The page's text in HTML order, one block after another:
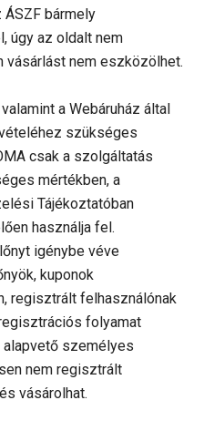
bármely
úgy az oldalt nem
vásárlást nem eszközölhet.
a Webáruház által
szükséges
csak a szolgáltatás
mértékben, a
Tájékoztatóban
használja fel.
igénybe véve
kuponok
regisztrált felhasználónak
folyamat
személyes
nem regisztrált
vásárolhat.